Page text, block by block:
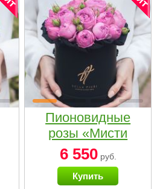
Пионовидные
розы «Мисти
бабблс» в
черной коробке
Small
6 550руб.
Купить